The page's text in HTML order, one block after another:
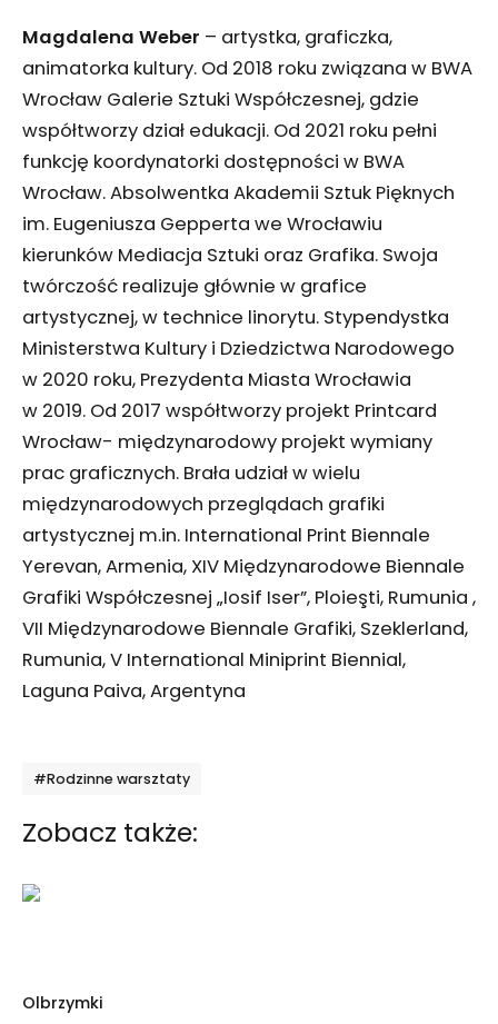
Magdalena Weber – artystka, graficzka,
animatorka kultury. Od 2018 roku związana w BWA
Wrocław Galerie Sztuki Współczesnej, gdzie
współtworzy dział edukacji. Od 2021 roku pełni
funkcję koordynatorki dostępności w BWA
Wrocław. Absolwentka Akademii Sztuk Pięknych
im. Eugeniusza Gepperta we Wrocławiu
kierunków Mediacja Sztuki oraz Grafika. Swoja
twórczość realizuje głównie w grafice
artystycznej, w technice linorytu. Stypendystka
Ministerstwa Kultury i Dziedzictwa Narodowego
w 2020 roku, Prezydenta Miasta Wrocławia
w 2019. Od 2017 współtworzy projekt Printcard
Wrocław- międzynarodowy projekt wymiany
prac graficznych. Brała udział w wielu
międzynarodowych przeglądach grafiki
artystycznej m.in. International Print Biennale
Yerevan, Armenia, XIV Międzynarodowe Biennale
Grafiki Współczesnej „Iosif Iser”, Ploieşti, Rumunia ,
VII Międzynarodowe Biennale Grafiki, Szeklerland,
Rumunia, V International Miniprint Biennial,
Laguna Paiva, Argentyna
#Rodzinne warsztaty
Zobacz także:
Olbrzymki